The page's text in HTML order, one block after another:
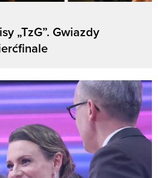
„TzG”. Gwiazdy